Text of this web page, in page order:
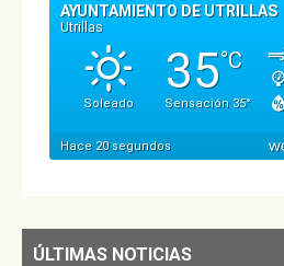
ÚLTIMAS NOTICIAS